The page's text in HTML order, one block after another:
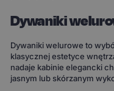
Dywaniki
Dywaniki welurowe to
klasycznej estetyce
nadaje kabinie elegancki
jasnym lub skórzanym